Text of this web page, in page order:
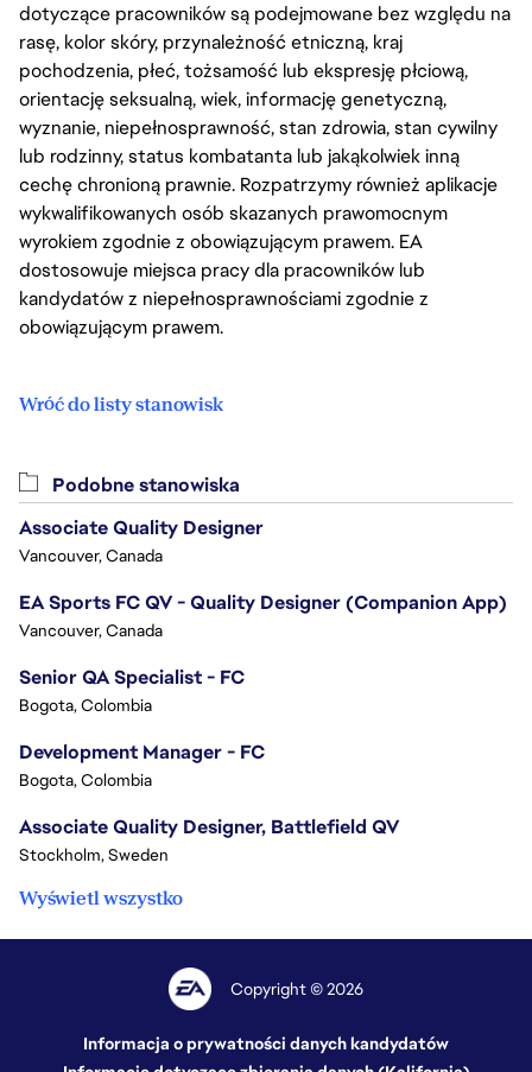
dotyczące pracowników są podejmowane bez względu na
rasę, kolor skóry, przynależność etniczną, kraj
pochodzenia, płeć, tożsamość lub ekspresję płciową,
orientację seksualną, wiek, informację genetyczną,
wyznanie, niepełnosprawność, stan zdrowia, stan cywilny
lub rodzinny, status kombatanta lub jakąkolwiek inną
cechę chronioną prawnie. Rozpatrzymy również aplikacje
wykwalifikowanych osób skazanych prawomocnym
wyrokiem zgodnie z obowiązującym prawem. EA
dostosowuje miejsca pracy dla pracowników lub
kandydatów z niepełnosprawnościami zgodnie z
obowiązującym prawem.
Wróć do listy stanowisk
Podobne stanowiska
Associate Quality Designer
Vancouver, Canada
EA Sports FC QV - Quality Designer (Companion App)
Vancouver, Canada
Senior QA Specialist - FC
Bogota, Colombia
Development Manager - FC
Bogota, Colombia
Associate Quality Designer, Battlefield QV
Stockholm, Sweden
Wyświetl wszystko
Copyright © 2026
Informacja o prywatności danych kandydatów